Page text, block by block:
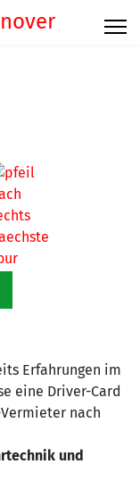
Erfahrungen im
eine Driver-Card
nach
und